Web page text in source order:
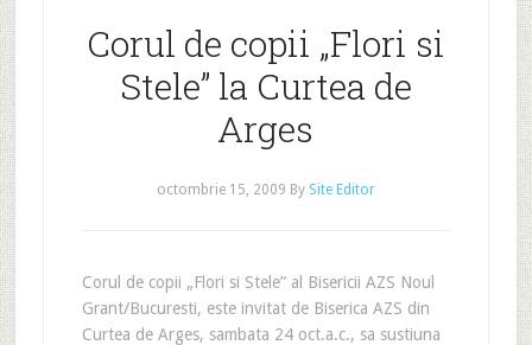
Corul de copii „Flori si
Stele” la Curtea de
Arges
octombrie 15, 2009 By Site Editor
Corul de copii „Flori si Stele” al Bisericii AZS Noul
Grant/Bucuresti, este invitat de Biserica AZS din
Curtea de Arges, sambata 24 oct.a.c., sa sustiuna